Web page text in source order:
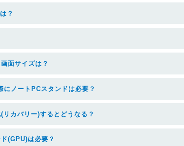
？
面サイズは？
にノートPCスタンドは必要？
リカバリー)するとどうなる？
(GPU)は必要？